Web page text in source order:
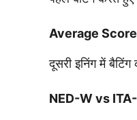
Average
दूसरी इनिंग में
NED-W vs